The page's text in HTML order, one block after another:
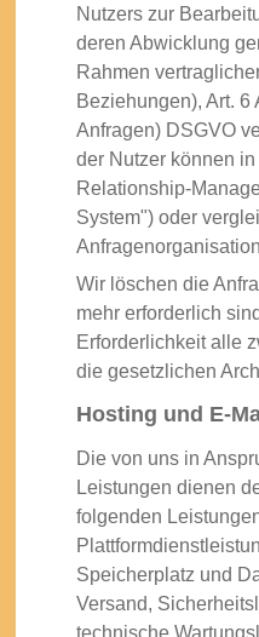
Nutzers zur
deren Abwicklung
Rahmen
Beziehungen), Art. 6
Anfragen) DSGVO
der Nutzer können
Relationship-
System") oder
Wir löschen die
mehr erforderlich
Erforderlichkeit alle
die gesetzlichen
Hosting und E-
Die von uns in
Leistungen dienen
folgenden
Speicherplatz und
Versand,
technische